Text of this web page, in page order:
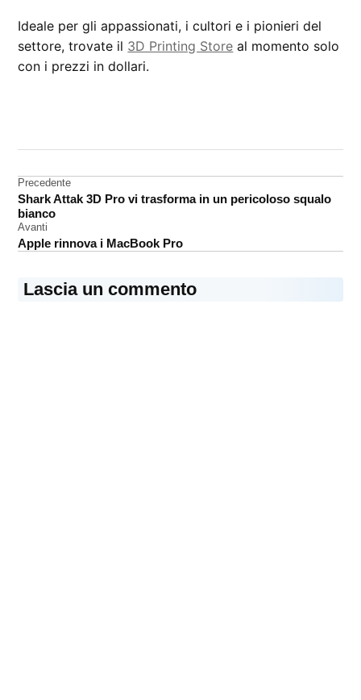
Ideale per gli appassionati, i cultori e i pionieri del
settore, trovate il 3D Printing Store al momento solo
con i prezzi in dollari.
Stampante
3D
Navigazione
articoli
Precedente
Shark Attak 3D Pro vi trasforma in un pericoloso squalo
bianco
Avanti
Apple rinnova i MacBook Pro
Lascia un commento